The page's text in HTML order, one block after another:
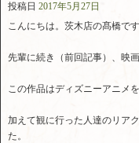
投稿日 2017年5月27日
こんにちは。茨木店の髙橋です
先輩に続き（前回記事）、映
この作品はディズニーアニメ
加えて観に行った人達のリア
た。